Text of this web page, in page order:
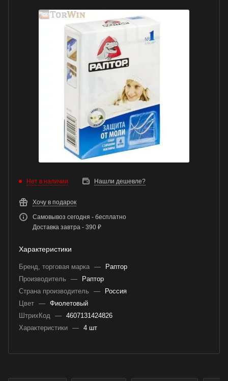
Нет в наличии Нашли дешевле?
Хочу в подарок
Самовывоз сегодня - бесплатно
Доставка завтра - 390 ₽
Характеристики
Бренд, торговая марка —
Раптор
Производитель
—
Раптор
Страна производитель
—
Россия
Цвет — Фиолетовый
ШтрихКод — 4607131424826
Характеристики — 4 шт